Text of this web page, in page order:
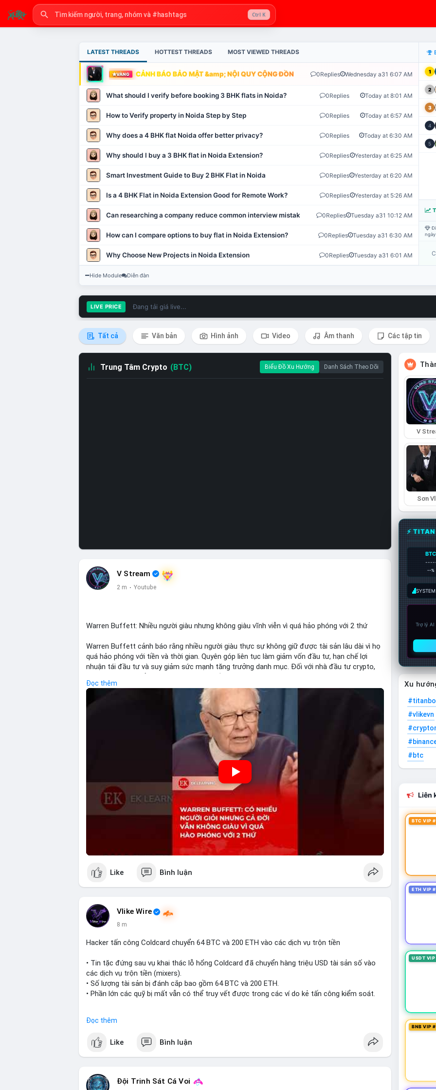
Ctrl K
LATEST THREADS HOTTEST THREADS MOST VIEWED THREADS
VÀNG CẢNH BÁO BẢO MẬT &amp; NỘI QUY CỘNG ĐỒNG VLIKE.VN: HỆ THỐNG GIÁM SÁT TỰ
0Replies Wednesday a31 6:07 AM
What should I verify before booking 3 BHK flats in Noida? 0Replies Today at 8:01 AM
How to Verify property in Noida Step by Step 0Replies Today at 6:57 AM
Why does a 4 BHK flat Noida offer better privacy? 0Replies Today at 6:30 AM
Why should I buy a 3 BHK flat in Noida Extension? 0Replies Yesterday at 6:25 AM
Smart Investment Guide to Buy 2 BHK Flat in Noida 0Replies Yesterday at 6:20 AM
Is a 4 BHK Flat in Noida Extension Good for Remote Work? 0Replies Yesterday at 5:26 AM
Can researching a company reduce common interview mistakes? 0Replies Tuesday a31 10:12 AM
How can I compare options to buy flat in Noida Extension? 0Replies Tuesday a31 6:30 AM
Why Choose New Projects in Noida Extension 0Replies Tuesday a31 6:01 AM
1
2
3
4
5
Hide Module Diễn đàn
LIVE PRICE Đang tải giá live...
Tất cả Văn bản Hình ảnh Video Âm thanh Các tập tin
Trung Tâm Crypto (BTC) Biểu Đồ Xu Hướng Danh Sách Theo Dõi
V Stream
2 m · Youtube
Warren Buffett: Nhiều người giàu nhưng không giàu vĩnh viễn vì quá hảo phóng với 2 thứ
Warren Buffett cảnh báo rằng nhiều người giàu thực sự không giữ được tài sản lâu dài vì họ
quá hảo phóng với tiền và thời gian. Quyên góp liên tục làm giảm vốn đầu tư, hạn chế lợi
nhuận tái đầu tư và suy giảm sức mạnh tăng trưởng danh mục. Đối với nhà đầu tư crypto,
bằng đóng góp xã hội và bảo vệ tài sản giúp nhà đầu tư đạt được bền vững tài chính mà
Đọc thêm
Like Bình luận
Vlike Wire
8 m
Hacker tấn công Coldcard chuyển 64 BTC và 200 ETH vào các dịch vụ trộn tiền
• Tin tặc đứng sau vụ khai thác lỗ hổng Coldcard đã chuyển hàng triệu USD tài sản số vào
các dịch vụ trộn tiền (mixers).
• Số lượng tài sản bị đánh cắp bao gồm 64 BTC và 200 ETH.
• Phần lớn các quỹ bị mất vẫn có thể truy vết được trong các ví do kẻ tấn công kiểm soát.
#vlikevn #titanbot
📰 Nguồn: Cointelegraph
Đọc thêm
Like Bình luận
Đội Trinh Sát Cá Voi
V
Sơn
⚡
BTC
--%
Trợ lý
Xu
#vlikevn
#btc
Liên
BTC VIP
ETH VIP
USDT
BNB VIP